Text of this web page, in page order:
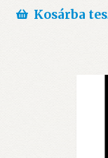
Kosárba